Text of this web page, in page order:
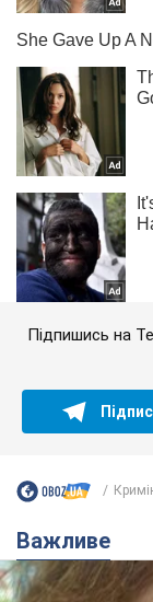
Підпишись на
Важливе